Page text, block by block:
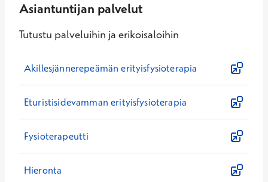
Asiantuntijan palvelut
Tutustu palveluihin ja erikoisaloihin
Akillesjännerepeämän erityisfysioterapia
Eturistisidevamman erityisfysioterapia
Fysioterapeutti
Hieronta